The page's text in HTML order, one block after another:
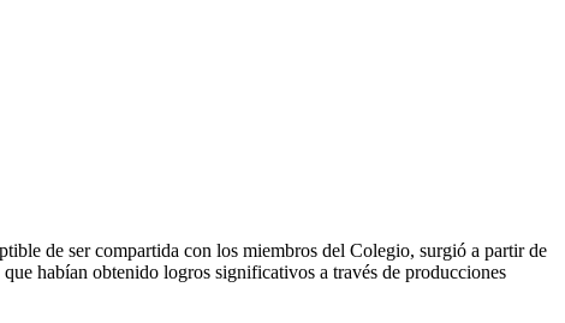
de ser compartida con los miembros del Colegio, surgió a partir de
habían obtenido logros significativos a través de producciones